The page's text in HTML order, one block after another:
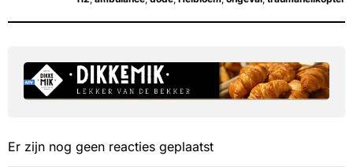
Er zijn nog geen reacties geplaatst